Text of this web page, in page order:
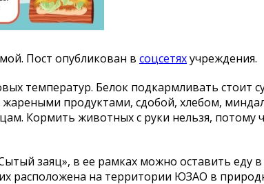
Пост опубликован в соцсетяхучреждения.
температур. Белок подкармливать стоит
продуктами, сдобой, хлебом,
Кормить животных с руки нельзя, потому
заяц», в ее рамках можно оставить еду
расположена на территории ЮЗАО в